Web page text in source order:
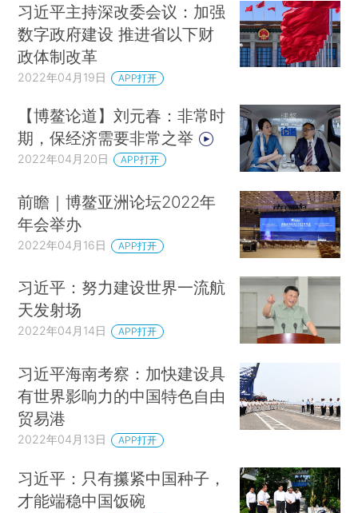
习近平主持深改委会议：加强
数字政府建设 推进省以下财
政体制改革
2022年04月19日 APP打开
【博鳌论道】刘元春：非常时
期，保经济需要非常之举
2022年04月20日 APP打开
前瞻｜博鳌亚洲论坛2022年
年会举办
2022年04月16日 APP打开
习近平：努力建设世界一流航
天发射场
2022年04月14日 APP打开
习近平海南考察：加快建设具
有世界影响力的中国特色自由
贸易港
2022年04月13日 APP打开
习近平：只有攥紧中国种子，
才能端稳中国饭碗